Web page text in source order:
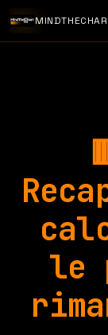
le